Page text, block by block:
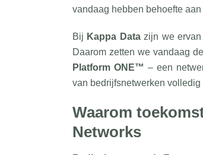
vandaag hebben behoefte
Bij Kappa Datazijn we ervan
Daarom zetten we vandaag
Platform ONE™ – een
van bedrijfsnetwerken volledig
Waarom
Networks